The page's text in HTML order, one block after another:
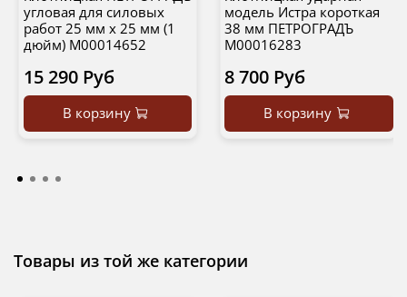
угловая для силовых
работ 25 мм х 25 мм (1
дюйм) М00014652
15 290 Руб
В корзину
модель Истра короткая
38 мм ПЕТРОГРАДЪ
М00016283
8 700 Руб
В корзину
Товары из той же категории